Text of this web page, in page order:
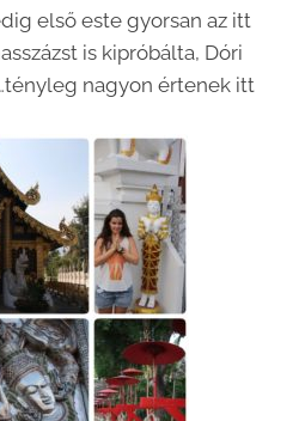
első este gyorsan az itt
is kipróbálta, Dóri
nagyon értenek itt